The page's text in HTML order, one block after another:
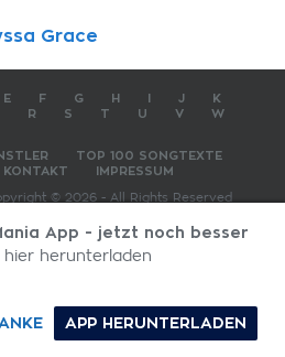
Grace
E F G H J
K
R S T U V
W
TOP 100 SONGTEXTE
KONTAKT IMPRESSUM
© 2026 - All Rights Reserved
App - jetzt noch besser
hier herunterladen
APP HERUNTERLADEN